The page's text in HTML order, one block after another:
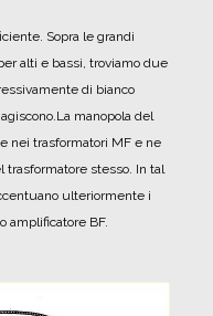
Sopra le grandi
alti e bassi, troviamo due
di bianco
La manopola del
nei trasformatori MF e ne
trasformatore stesso. In tal
ulteriormente i
amplificatore BF.